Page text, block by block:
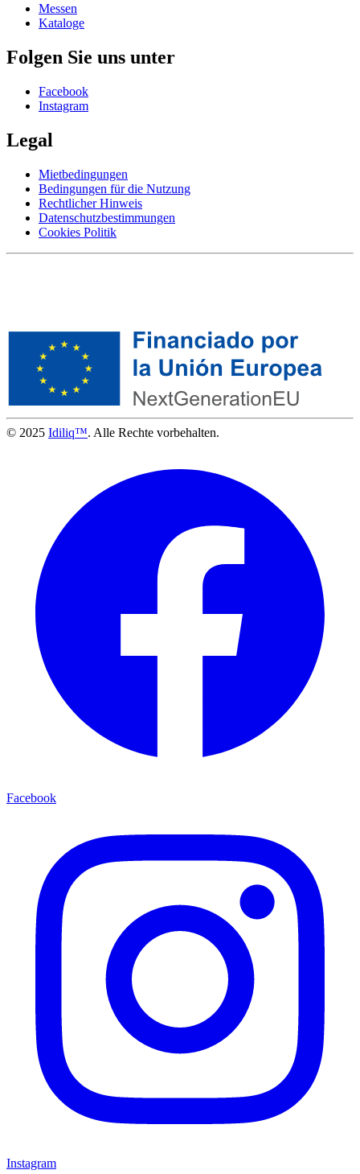
Messen
Kataloge
Folgen Sie uns unter
Facebook
Instagram
Legal
Mietbedingungen
Bedingungen für die Nutzung
Rechtlicher Hinweis
Datenschutzbestimmungen
Cookies Politik
© 2025 Idiliq™. Alle Rechte vorbehalten.
Facebook
Instagram